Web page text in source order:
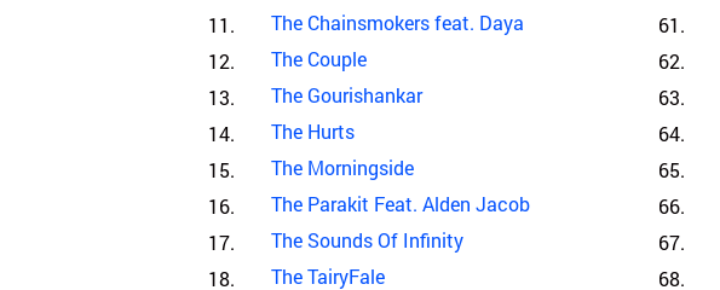
The Chainsmokers feat. Daya
The Couple
The Gourishankar
The Hurts
The Morningside
The Parakit Feat. Alden Jacob
The Sounds Of Infinity
The TairyFale